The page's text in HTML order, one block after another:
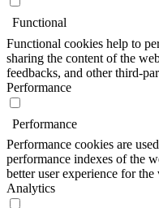
Functional
Functional cookies help to
sharing the content of the
feedbacks, and other third-
Performance
Performance
Performance cookies are
performance indexes of the
better user experience for the
Analytics